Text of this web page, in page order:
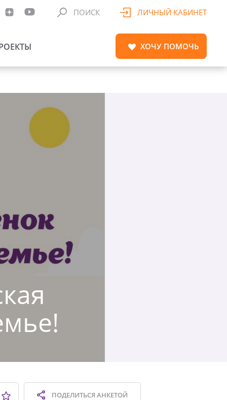
ПОИСК ЛИЧНЫЙ КАБИНЕТ
ХОЧУ ПОМОЧЬ
ПОДЕЛИТЬСЯАНКЕТОЙ